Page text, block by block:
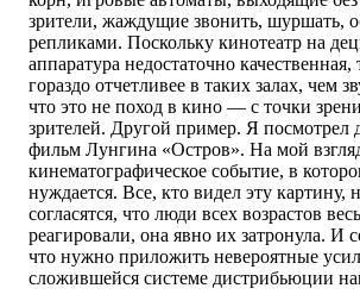
зрители, жаждущие звонить, шуршать,
репликами. Поскольку кинотеатр на
аппаратура недостаточно
гораздо отчетливее в таких залах, чем
что это не поход в кино — с точки
зрителей. Другой пример. Я посмотрел
фильм Лунгина «Остров». На мой
кинематографическое событие, в
нуждается. Все, кто видел эту картину,
согласятся, что люди всех возрастов
реагировали, она явно их затронула. И
что нужно приложить невероятные
сложившейся системе дистрибьюции